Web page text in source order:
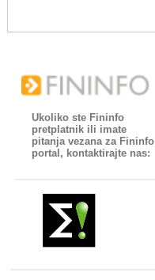
Ukoliko ste Fininfo
pretplatnik ili imate
pitanja vezana za Fininfo
portal, kontaktirajte nas: